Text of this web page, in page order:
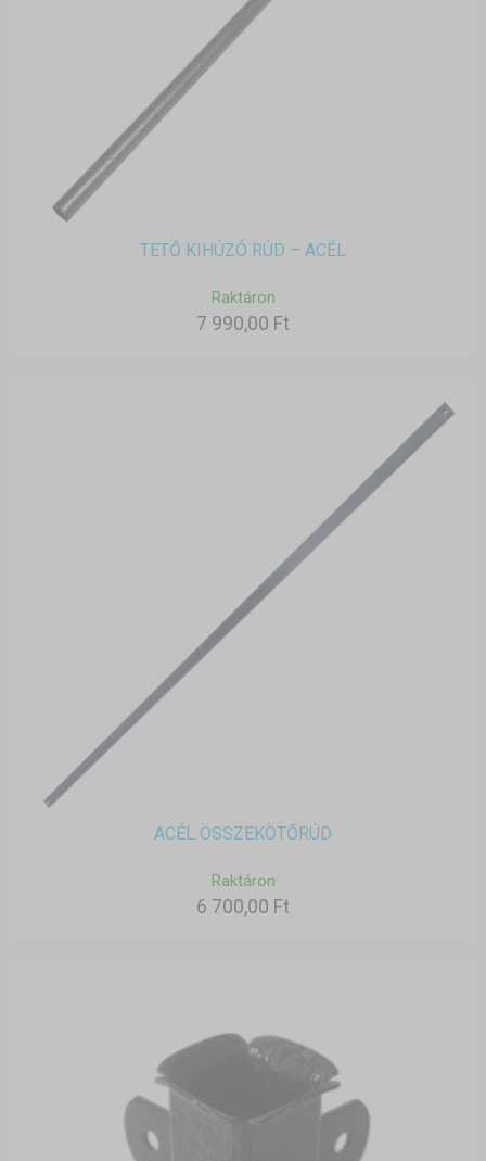
TETŐ KIHÚZÓ RÚD – ACÉL
Raktáron
7 990,00 Ft
ACÉL ÖSSZEKÖTŐRÚD
Raktáron
6 700,00 Ft